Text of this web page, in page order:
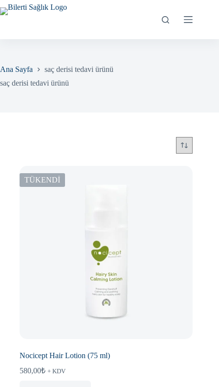
Skip
to
Ana Sayfa
saç derisi tedavi ürünü
saç derisi tedavi ürünü
TÜKENDİ
Nocicept Hair Lotion (75 ml)
580,00₺ + KDV